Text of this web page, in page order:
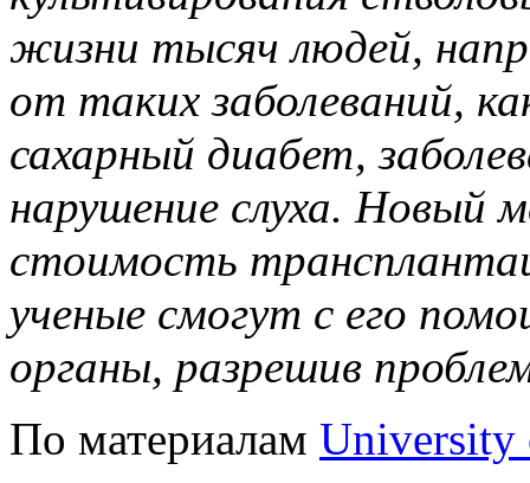
жизни тысяч людей,
от таких заболеваний,
сахарный диабет,
нарушение слуха. Новый
стоимость
ученые смогут с его
органы, разрешив
По материалам University